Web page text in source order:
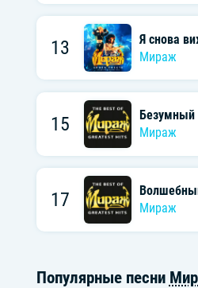
13
Я снова
Мираж
15
Мираж
17
Мираж
Популярные песни